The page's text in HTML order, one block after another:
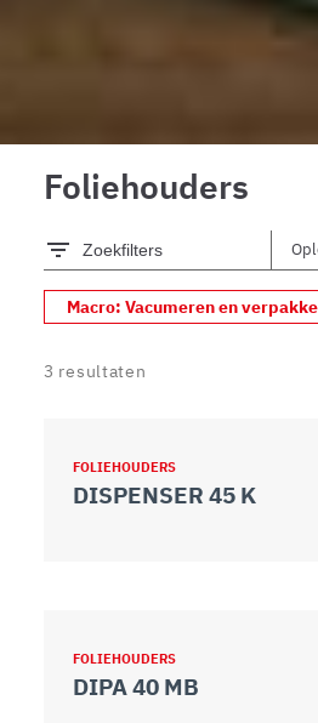
Foliehouders
Zoekfilters
Macro: Vacumeren en
3 resultaten
FOLIEHOUDERS
DISPENSER 45 K
FOLIEHOUDERS
DIPA 40 MB